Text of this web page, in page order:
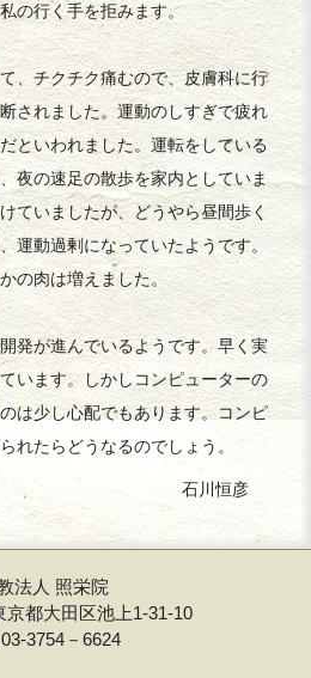
の行く手を拒みます。
、チクチク痛むので、皮膚科に行
されました。運動のしすぎで疲れ
といわれました。運転をしている
夜の速足の散歩を家内としていま
ていましたが、どうやら昼間歩く
運動過剰になっていたようです。
の肉は増えました。
発が進んでいるようです。早く実
います。しかしコンピューターの
は少し心配でもあります。コンピ
れたらどうなるのでしょう。
石川恒彦
法人 照栄院
京都大田区池上1-31-10
3754－6624